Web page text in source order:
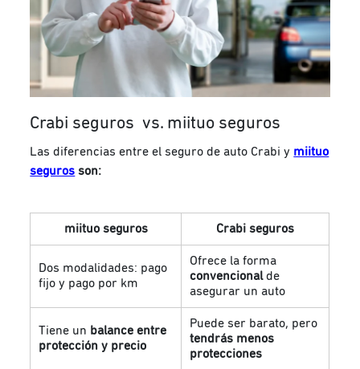
Crabi seguros vs. miituo seguros
Las diferencias entre el seguro de auto Crabi y miituo
seguros son:
miituo seguros Crabi seguros
Dos modalidades: pago
fijo y pago por km
Ofrece la forma
convencionalde
asegurar un auto
Tiene un balance entre
protección y precio
Puede ser barato, pero
tendrás menos
protecciones